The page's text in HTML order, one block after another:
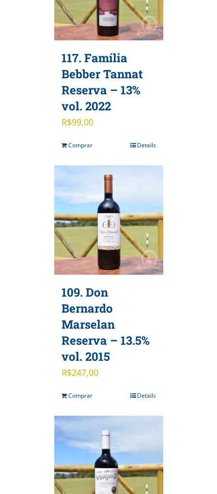
117. Família
Bebber Tannat
Reserva – 13%
vol. 2022
R$99,00
Comprar Details
109. Don
Bernardo
Marselan
Reserva – 13.5%
vol. 2015
R$247,00
Comprar Details